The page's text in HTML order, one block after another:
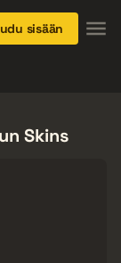
sisään
Skins